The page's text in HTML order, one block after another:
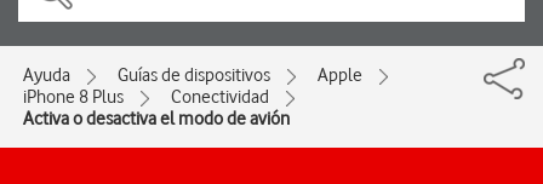
Ayuda Guías de dispositivos
Apple
iPhone 8 Plus
Conectividad
Activa o desactiva el modo de avión